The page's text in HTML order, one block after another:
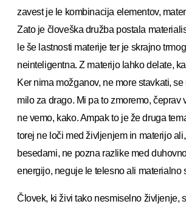
zavest je le kombinacija elementov,
Zato je človeška družba postala
le še lastnosti materije ter je skrajno
neinteligentna. Z materijo lahko delate,
Ker nima možganov, ne more stavkati, se
milo za drago. Mi pa to zmoremo, čeprav
ne vemo, kako. Ampak to je že druga
torej ne loči med življenjem in materijo
besedami, ne pozna razlike med
energijo, neguje le telesno ali materialno
Človek, ki živi tako nesmiselno življenje,